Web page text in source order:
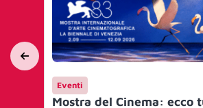
Eventi
Mostra del Cinema: ecco